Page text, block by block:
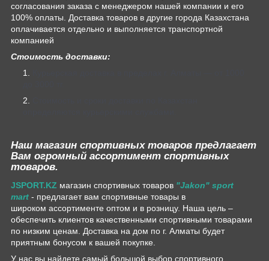
согласования заказа с менеджером нашей компании и его
100% оплаты. Доставка товаров в другие города Казахстана
оплачивается отдельно и выполняется транспортной
компанией
Стоимость доставки:
Наш магазин спортивных товаров предлагает
Вам огромный ассортимент спортивных
товаров.
JSPORT.KZ магазин спортивных товаров "Jakon" sport
mart - предлагает вам спортивные товары в
широком ассортименте оптом и в розницу. Наша цель –
обеспечить клиентов качественными спортивными товарами
по низким ценам. Доставка на дом по г. Алматы будет
приятным бонусом к вашей покупке.
У нас вы найдете самый большой выбор спортивного